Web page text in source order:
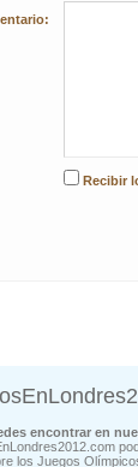
Recibir
encontrar en
los Juegos